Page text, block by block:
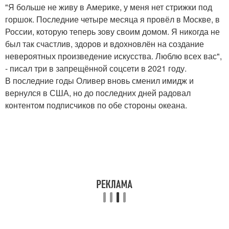
"Я больше не живу в Америке, у меня нет стрижки под
горшок. Последние четыре месяца я провёл в Москве, в
России, которую теперь зову своим домом. Я никогда не
был так счастлив, здоров и вдохновлён на создание
невероятных произведение искусства. Люблю всех вас",
- писал три в запрещённой соцсети в 2021 году.
В последние годы Оливер вновь сменил имидж и
вернулся в США, но до последних дней радовал
контентом подписчиков по обе стороны океана.